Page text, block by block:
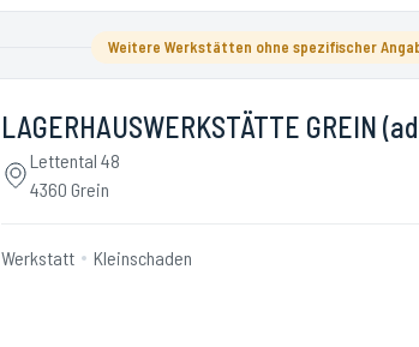
Weitere Werkstätten ohne spezifischer
LAGERHAUSWERKSTÄTTE GREIN
Lettental 48
4360 Grein
Werkstatt Kleinschaden